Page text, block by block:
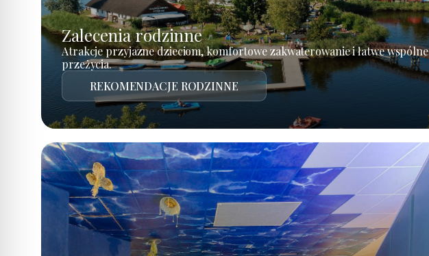
Zalecenia rodzinne
Atrakcje przyjazne dzieciom, komfortowe zakwaterowanie i łatwe wspólne
przeżycia.
REKOMENDACJE RODZINNE